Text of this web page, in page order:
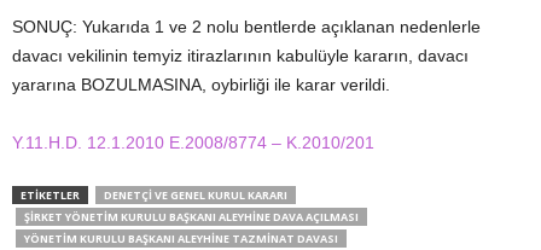
SONUÇ: Yukarıda 1 ve 2 nolu bentlerde açıklanan nedenlerle
davacı vekilinin temyiz itirazlarının kabulüyle kararın, davacı
yararına BOZULMASINA, oybirliği ile karar verildi.
Y.11.H.D. 12.1.2010 E.2008/8774 – K.2010/201
ETIKETLER
DENETÇI VE GENEL KURUL KARARI
ŞIRKET YÖNETIM KURULU BAŞKANI ALEYHINE DAVA AÇILMASI
YÖNETIM KURULU BAŞKANI ALEYHINE TAZMINAT DAVASI